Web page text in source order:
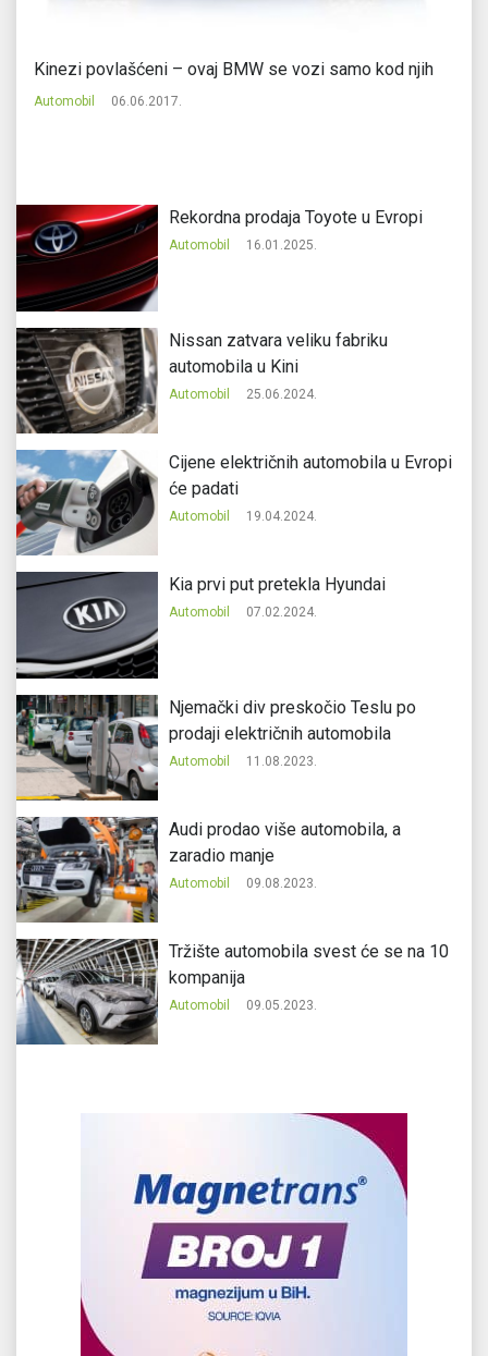
Kinezi povlašćeni – ovaj BMW se vozi samo kod njih
Automobil 06.06.2017.
Rekordna prodaja Toyote u Evropi
Automobil 16.01.2025.
Nissan zatvara veliku fabriku
automobila u Kini
Automobil 25.06.2024.
Cijene električnih automobila u Evropi
će padati
Automobil 19.04.2024.
Kia prvi put pretekla Hyundai
Automobil 07.02.2024.
Njemački div preskočio Teslu po
prodaji električnih automobila
Automobil 11.08.2023.
Audi prodao više automobila, a
zaradio manje
Automobil 09.08.2023.
Tržište automobila svest će se na 10
kompanija
Automobil 09.05.2023.